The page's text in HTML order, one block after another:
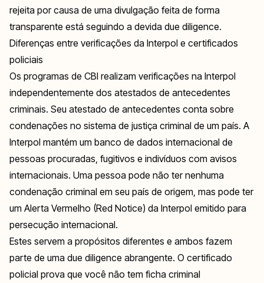
rejeita por causa de uma divulgação feita de forma
transparente está seguindo a devida due diligence.
Diferenças entre verificações da Interpol e certificados
policiais
Os programas de CBI realizam verificações na Interpol
independentemente dos atestados de antecedentes
criminais. Seu atestado de antecedentes conta sobre
condenações no sistema de justiça criminal de um país. A
Interpol mantém um banco de dados internacional de
pessoas procuradas, fugitivos e indivíduos com avisos
internacionais. Uma pessoa pode não ter nenhuma
condenação criminal em seu país de origem, mas pode ter
um Alerta Vermelho (Red Notice) da Interpol emitido para
persecução internacional.
Estes servem a propósitos diferentes e ambos fazem
parte de uma due diligence abrangente. O certificado
policial prova que você não tem ficha criminal